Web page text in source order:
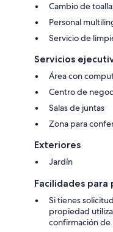
Cambio de
Personal
Servicio de
Servicios
Área con
Centro de
Salas de juntas
Zona para
Exteriores
Jardín
Facilidades para
Si tienes
propiedad
confirmación de